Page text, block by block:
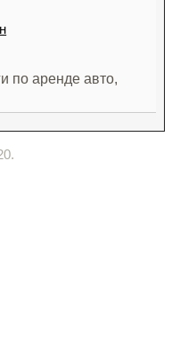
по аренде авто,